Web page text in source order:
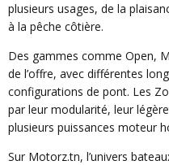
plusieurs usages, de la
à la pêche côtière.
Des gammes comme Open,
de l’offre, avec différentes
configurations de pont. Les
par leur modularité, leur
plusieurs puissances moteur
Sur Motorz.tn, l’univers